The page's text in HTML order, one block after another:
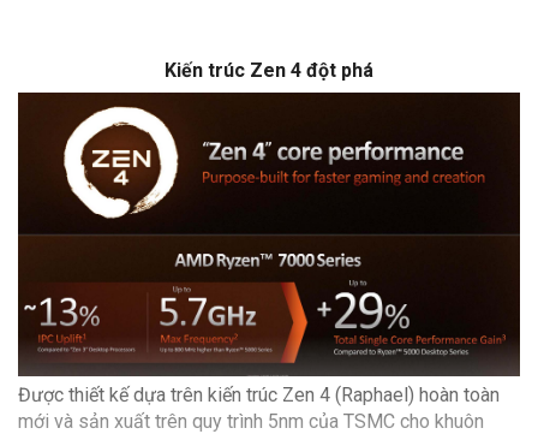
Kiến trúc Zen 4 đột phá
Được thiết kế dựa trên kiến trúc Zen 4 (Raphael) hoàn toàn
mới và sản xuất trên quy trình 5nm của TSMC cho khuôn